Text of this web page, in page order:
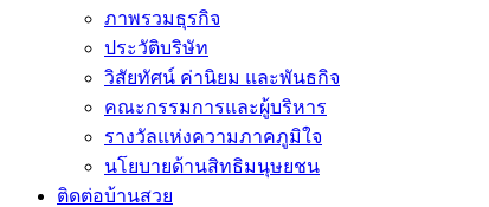
ภาพรวมธุรกิจ
ประวัติบริษัท
วิสัยทัศน์ ค่านิยม และพันธกิจ
คณะกรรมการและผู้บริหาร
รางวัลแห่งความภาคภูมิใจ
นโยบายด้านสิทธิมนุษยชน
ติดต่อบ้านสวย